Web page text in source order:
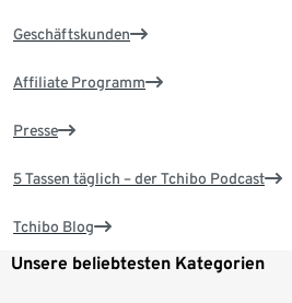
Geschäftskunden
Affiliate Programm
Presse
5 Tassen täglich – der Tchibo Podcast
Tchibo Blog
Unsere beliebtesten Kategorien